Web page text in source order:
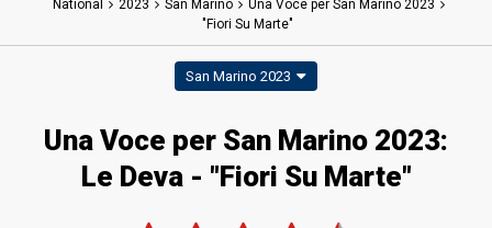
National 2023 San Marino
Una Voce per San Marino 2023
"Fiori Su Marte"
San Marino 2023
Una Voce per San Marino 2023:
Le Deva- "Fiori Su Marte"